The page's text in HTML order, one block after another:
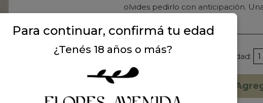
olvides pedirlo con anticipación.
Precio: $ 20.900 Cantidad:
Para continuar, confirmá tu edad
¿Tenés 18 años o más?